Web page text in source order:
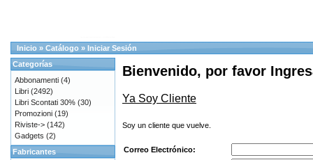
Inicio » Catálogo » Iniciar Sesión
Bienvenido, por favor
Ya Soy Cliente
Soy un cliente que vuelve.
Correo Electrónico:
Categorías
Abbonamenti (4)
Libri (2492)
Libri Scontati 30% (30)
Promozioni (19)
Riviste-> (142)
Gadgets (2)
Fabricantes